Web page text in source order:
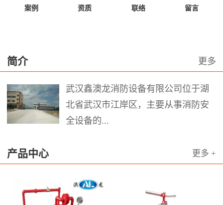
案例 资质 联络 留言
简介 更多
武汉鑫澳龙消防设备有限公司位于湖
北省武汉市江岸区，主要从事消防安
全设备的...
专业的泡沫灭火系统设计解决方案、
高性能的泡沫灭火设备，以及较为完
产品中心 更多 +